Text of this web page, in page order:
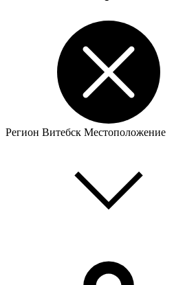
Регион Витебск Местоположение